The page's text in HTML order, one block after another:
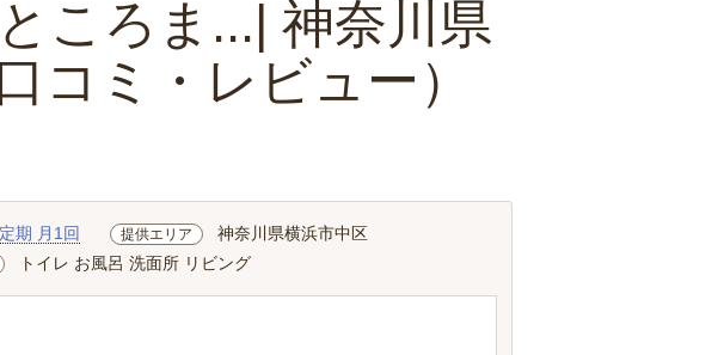
ころま...| 神奈川県
コミ・レビュー）
定期 月1回 提供エリア 神奈川県横浜市中区
トイレ お風呂 洗面所 リビング